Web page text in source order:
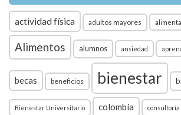
actividad física adultos mayores
Alimentos alumnos ansiedad
becas beneficios bienestar
Bienestar Universitario colombia consultoría